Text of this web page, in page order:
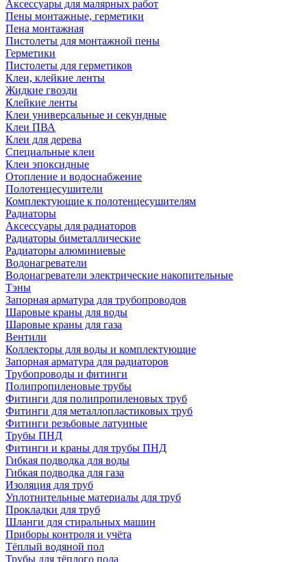
Аксессуары для малярных работ
Пены монтажные, герметики
Пена монтажная
Пистолеты для монтажной пены
Герметики
Пистолеты для герметиков
Клеи, клейкие ленты
Жидкие гвозди
Клейкие ленты
Клеи универсальные и секундные
Клеи ПВА
Клеи для дерева
Специальные клеи
Клеи эпоксидные
Отопление и водоснабжение
Полотенцесушители
Комплектующие к полотенцесушителям
Радиаторы
Аксессуары для радиаторов
Радиаторы биметаллические
Радиаторы алюминиевые
Водонагреватели
Водонагреватели электрические накопительные
Тэны
Запорная арматура для трубопроводов
Шаровые краны для воды
Шаровые краны для газа
Вентили
Коллекторы для воды и комплектующие
Запорная арматура для радиаторов
Трубопроводы и фитинги
Полипропиленовые трубы
Фитинги для полипропиленовых труб
Фитинги для металлопластиковых труб
Фитинги резьбовые латунные
Трубы ПНД
Фитинги и краны для трубы ПНД
Гибкая подводка для воды
Гибкая подводка для газа
Изоляция для труб
Уплотнительные материалы для труб
Прокладки для труб
Шланги для стиральных машин
Приборы контроля и учёта
Тёплый водяной пол
Трубы для тёплого пола